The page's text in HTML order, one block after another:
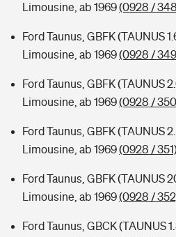
Limousine, ab 1969(0928 /
Ford Taunus, GBFK (TAUNUS
Limousine, ab 1969(0928 /
Ford Taunus, GBFK (TAUNUS
Limousine, ab 1969(0928 /
Ford Taunus, GBFK (TAUNUS
Limousine, ab 1969(0928 /
Ford Taunus, GBFK (TAUNUS
Limousine, ab 1969(0928 /
Ford Taunus, GBCK (TAUNUS